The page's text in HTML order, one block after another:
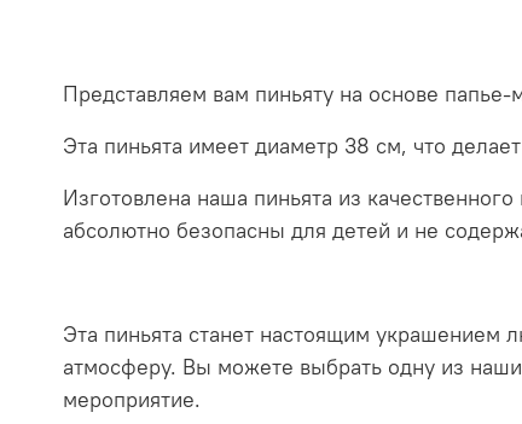
Представляем вам пиньяту на основе
Эта пиньята имеет диаметр 38 см, что
Изготовлена наша пиньята из
абсолютно безопасны для детей и не
Эта пиньята станет настоящим украшением
атмосферу. Вы можете выбрать одну из
мероприятие.